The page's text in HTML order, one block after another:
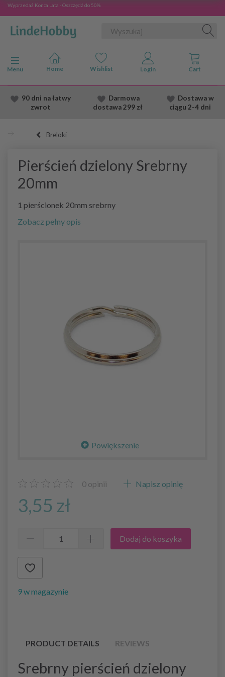
Wyprzedaż Konca Lata - Oszczędź do 50%
Przełącz nawigację
Menu
90 dni na łatwy
zwrot
Darmowa
dostawa299 zł
Dostawaw
ciągu 2-4 dni
Breloki
Pierścień dzielony Srebrny
20mm
1 pierścionek 20mm srebrny
Zobacz pełny opis
Powiększenie
0 opinii Napisz opinię
3,55 zł
Dodaj do koszyka
9 w magazynie
PRODUCT DETAILS REVIEWS
Srebrny pierścień dzielony